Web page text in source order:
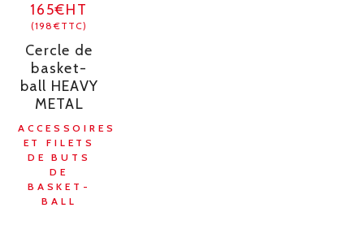
165€HT
(198€TTC)
Cercle de
basket-
ball HEAVY
METAL
ACCESSOIRES
ET FILETS
DE BUTS
DE
BASKET-
BALL